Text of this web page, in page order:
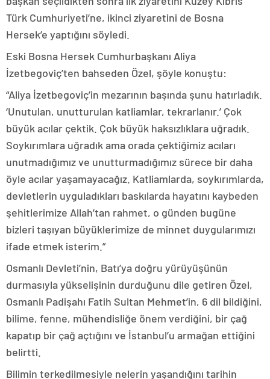
Türk Cumhuriyeti’ne, ikinci ziyaretini de Bosna
Hersek’e yaptığını söyledi.
Eski Bosna Hersek Cumhurbaşkanı Aliya
İzetbegoviç’ten bahseden Özel, şöyle konuştu:
“Aliya İzetbegoviç’in mezarının başında şunu hatırladık.
‘Unutulan, unutturulan katliamlar, tekrarlanır.’ Çok
büyük acılar çektik. Çok büyük haksızlıklara uğradık.
Soykırımlara uğradık ama orada çektiğimiz acıları
unutmadığımız ve unutturmadığımız sürece bir daha
öyle acılar yaşamayacağız. Katliamlarda, soykırımlarda,
devletlerin uyguladıkları baskılarda hayatını kaybeden
şehitlerimize Allah’tan rahmet, o günden bugüne
bizleri taşıyan büyüklerimize de minnet duygularımızı
ifade etmek isterim.”
Osmanlı Devleti’nin, Batı’ya doğru yürüyüşünün
durmasıyla yükselişinin durduğunu dile getiren Özel,
Osmanlı Padişahı Fatih Sultan Mehmet’in, 6 dil bildiğini,
bilime, fenne, mühendisliğe önem verdiğini, bir çağ
kapatıp bir çağ açtığını ve İstanbul’u armağan ettiğini
belirtti.
Bilimin terkedilmesiyle nelerin yaşandığını tarihin